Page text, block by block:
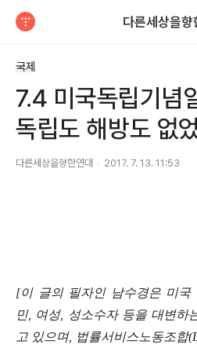
다른세상을향
국제
7.4 미국독립기념
독립도 해방도 없
다른세상을향한연대 2017. 7. 13. 11:53
[이 글의 필자인 남수경은 미국
민, 여성, 성소수자 등을 대변하
고 있으며, 법률서비스노동조합